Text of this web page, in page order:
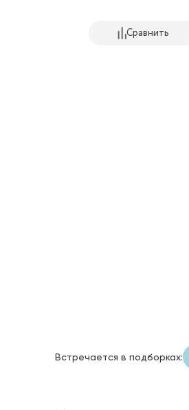
Сравнить
Встречается в подборках: